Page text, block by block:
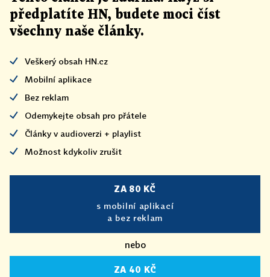
předplatíte HN, budete moci číst
všechny naše články.
Veškerý obsah HN.cz
Mobilní aplikace
Bez reklam
Odemykejte obsah pro přátele
Články v audioverzi + playlist
Možnost kdykoliv zrušit
ZA 80 KČ
s mobilní aplikací
a bez reklam
nebo
ZA 40 KČ